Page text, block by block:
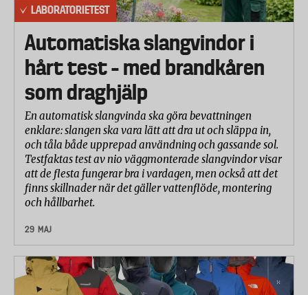
LABORATORIETEST
Automatiska slangvindor i
hårt test – med brandkåren
som draghjälp
En automatisk slangvinda ska göra bevattningen
enklare: slangen ska vara lätt att dra ut och släppa in,
och tåla både upprepad användning och gassande sol.
Testfaktas test av nio väggmonterade slangvindor visar
att de flesta fungerar bra i vardagen, men också att det
finns skillnader när det gäller vattenflöde, montering
och hållbarhet.
29 MAJ